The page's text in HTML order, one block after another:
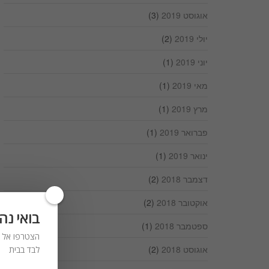
אוגוסט 2019
(3)
יולי 2019
(2)
יוני 2019
(1)
מאי 2019
(1)
מרץ 2019
(1)
פברואר 2019
(1)
ינואר 2019
(1)
דצמבר 2018
(2)
אוקטובר 2018
(2)
ספטמבר 2018
(1)
אוגוסט 2018
(2)
בואי
הצטרפו אל
לבד בבית